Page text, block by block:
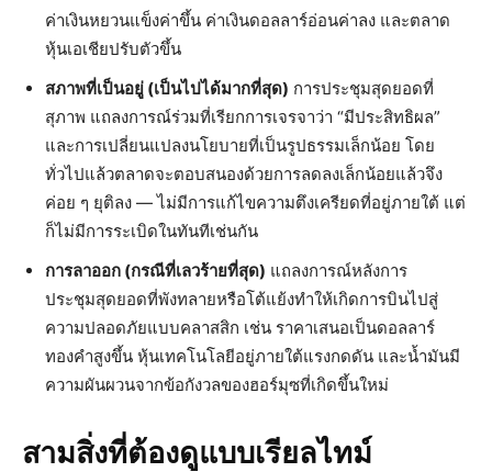
ค่าเงินหยวนแข็งค่าขึ้น ค่าเงินดอลลาร์อ่อนค่าลง และตลาด
หุ้นเอเชียปรับตัวขึ้น
สภาพที่เป็นอยู่ (เป็นไปได้มากที่สุด) การประชุมสุดยอดที่
สุภาพ แถลงการณ์ร่วมที่เรียกการเจรจาว่า “มีประสิทธิผล”
และการเปลี่ยนแปลงนโยบายที่เป็นรูปธรรมเล็กน้อย โดย
ทั่วไปแล้วตลาดจะตอบสนองด้วยการลดลงเล็กน้อยแล้วจึง
ค่อย ๆ ยุติลง — ไม่มีการแก้ไขความตึงเครียดที่อยู่ภายใต้ แต่
ก็ไม่มีการระเบิดในทันทีเช่นกัน
การลาออก (กรณีที่เลวร้ายที่สุด) แถลงการณ์หลังการ
ประชุมสุดยอดที่พังทลายหรือโต้แย้งทำให้เกิดการบินไปสู่
ความปลอดภัยแบบคลาสสิก เช่น ราคาเสนอเป็นดอลลาร์
ทองคำสูงขึ้น หุ้นเทคโนโลยีอยู่ภายใต้แรงกดดัน และน้ำมันมี
ความผันผวนจากข้อกังวลของฮอร์มุซที่เกิดขึ้นใหม่
สามสิ่งที่ต้องดูแบบเรียลไทม์